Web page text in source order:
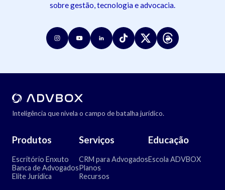
sobre gestão, tecnologia e advocacia.
Inteligência que nivela o campo de batalha jurídico.
Produtos
Escritório Enxuto
Banca de Advogados
Elite Jurídica
Serviços
CRM para Advogados
Planos
Recursos
Educação
Escola ADVBOX